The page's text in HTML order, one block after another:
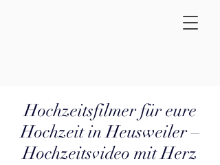
Hochzeitsfilmer für eure
Hochzeit in Heusweiler –
Hochzeitsvideo mit Herz